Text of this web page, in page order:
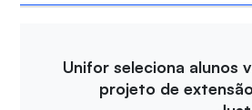
Unifor seleciona alunos
projeto de